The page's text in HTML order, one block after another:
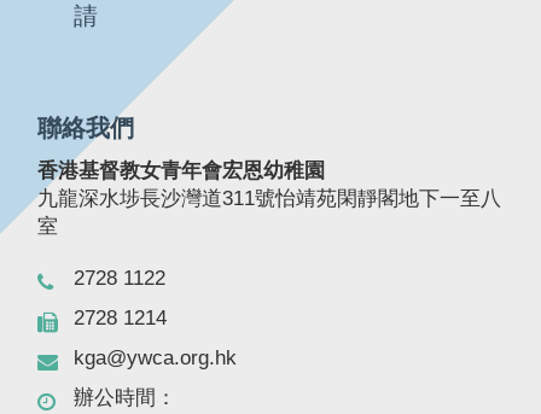
請
聯絡我們
香港基督教女青年會宏恩幼稚園
九龍深水埗長沙灣道311號怡靖苑閑靜閣地下一至八
室
2728 1122
2728 1214
kga@ywca.org.hk
辦公時間：